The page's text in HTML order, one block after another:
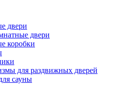
двери
двери
коробки
для раздвижных дверей
сауны